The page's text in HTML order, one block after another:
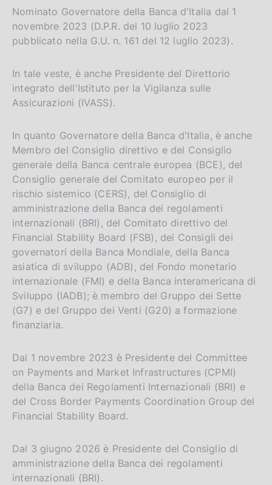
a
p
a
i
n
a
Nominato Governatore della Banca d'Italia dal 1
novembre 2023 (D.P.R. del 10 luglio 2023
pubblicato nella G.U. n. 161 del 12 luglio 2023).
In tale veste, è anche Presidente del Direttorio
integrato dell'Istituto per la Vigilanza sulle
Assicurazioni (IVASS).
In quanto Governatore della Banca d'Italia, è anche
Membro del Consiglio direttivo e del Consiglio
generale della Banca centrale europea (BCE), del
Consiglio generale del Comitato europeo per il
rischio sistemico (CERS), del Consiglio di
amministrazione della Banca dei regolamenti
internazionali (BRI), del Comitato direttivo del
Financial Stability Board (FSB), dei Consigli dei
governatori della Banca Mondiale, della Banca
asiatica di sviluppo (ADB), del Fondo monetario
internazionale (FMI) e della Banca interamericana di
Sviluppo (IADB); è membro del Gruppo dei Sette
(G7) e del Gruppo dei Venti (G20) a formazione
finanziaria.
Dal 1 novembre 2023 è Presidente del Committee
on Payments and Market Infrastructures (CPMI)
della Banca dei Regolamenti Internazionali (BRI) e
del Cross Border Payments Coordination Group del
Financial Stability Board.
Dal 3 giugno 2026 è Presidente del Consiglio di
amministrazione della Banca dei regolamenti
internazionali (BRI).